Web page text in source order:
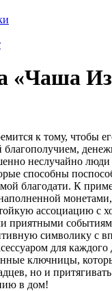
«Чаша
к тому, чтобы
неслучайно
способны
благодати. К
ассоциацию с
приятными
символику с
для каждого
ключницы,
но и
в дом!